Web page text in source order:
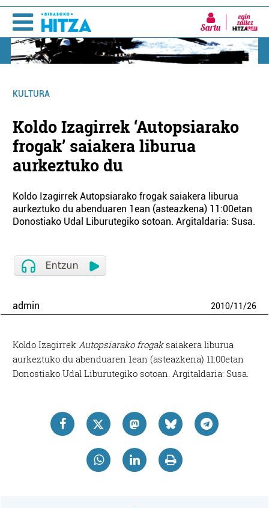
Sartu
KULTURA
Koldo Izagirrek ‘Autopsiarako
frogak’ saiakera liburua
aurkeztuko du
Koldo Izagirrek Autopsiarako frogak saiakera liburua
aurkeztuko du abenduaren 1ean (asteazkena) 11:00etan
Donostiako Udal Liburutegiko sotoan. Argitaldaria: Susa.
admin 2010/11/26
Koldo Izagirrek Autopsiarako frogaksaiakera liburua
aurkeztuko du abenduaren 1ean (asteazkena) 11:00etan
Donostiako Udal Liburutegiko sotoan. Argitaldaria: Susa.